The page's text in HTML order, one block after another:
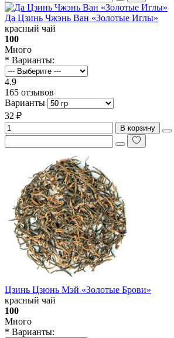
Да Цзинь Чжэнь Ван «Золотые Иглы»
красный чай
100
Много
* Варианты:
4.9
165 отзывов
Варианты
32 ₽
В корзину
Цзинь Цзюнь Мэй «Золотые Брови»
красный чай
100
Много
* Варианты: